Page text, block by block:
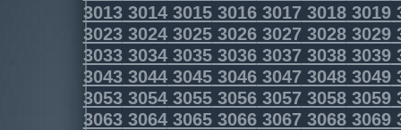
3013301430153016301730183019
3023302430253026302730283029
3033303430353036303730383039
3043304430453046304730483049
3053305430553056305730583059
3063306430653066306730683069